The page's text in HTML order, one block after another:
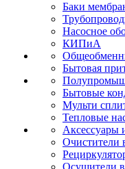
Баки
Насосное
КИПиА
Бытовая
Бытовые
Мульти
Тепловые
Аксессуары
Очистители
Осушители